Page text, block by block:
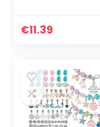
elastiek, organza
€11.39